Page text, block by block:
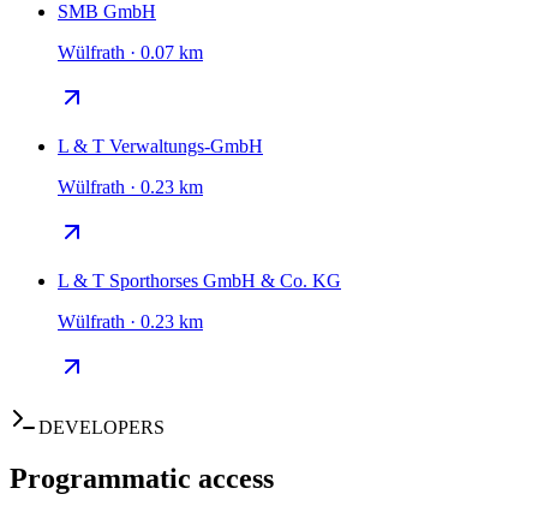
SMB GmbH
Wülfrath · 0.07 km
L & T Verwaltungs-GmbH
Wülfrath · 0.23 km
L & T Sporthorses GmbH & Co. KG
Wülfrath · 0.23 km
DEVELOPERS
Programmatic access